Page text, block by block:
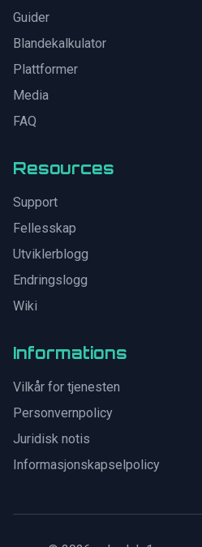
Guider
Blandekalkulator
Plattformer
Media
FAQ
Resources
Support
Fellesskap
Utviklerblogg
Endringslogg
Wiki
Informations
Vilkår for tjenesten
Personvernpolicy
Juridisk notis
Informasjonskapselpolicy